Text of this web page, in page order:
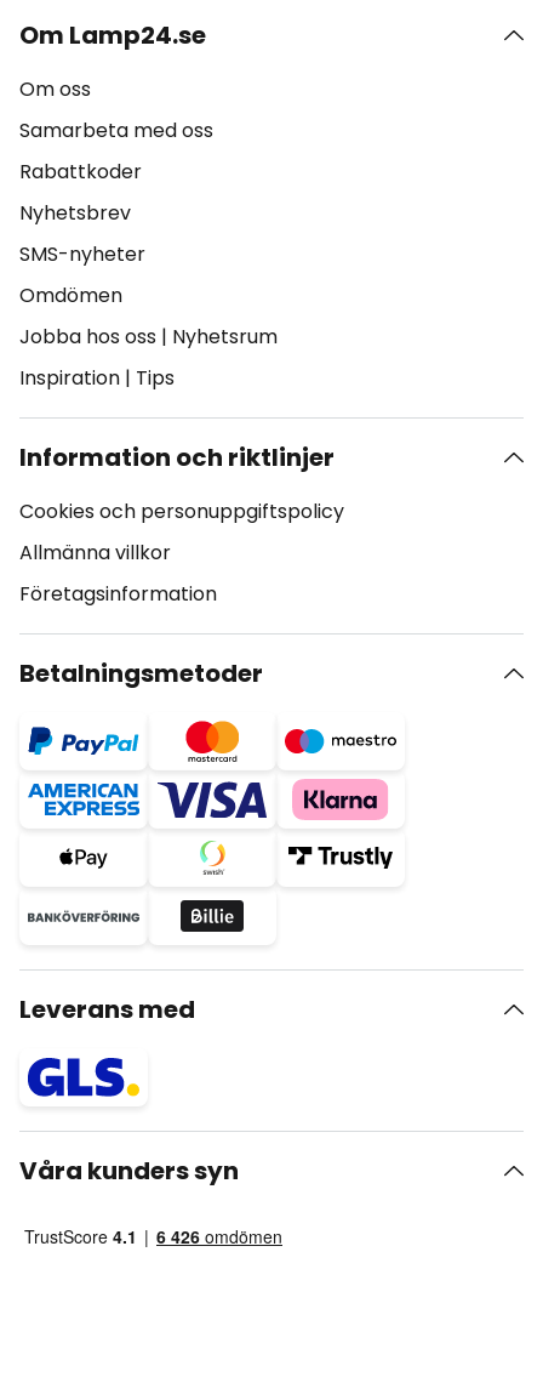
Om Lamp24.se
Om oss
Samarbeta med oss
Rabattkoder
Nyhetsbrev
SMS-nyheter
Omdömen
Jobba hos oss | Nyhetsrum
Inspiration | Tips
Information och riktlinjer
Cookies och personuppgiftspolicy
Allmänna villkor
Företagsinformation
Betalningsmetoder
Leverans med
Våra kunders syn